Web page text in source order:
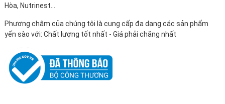
Hòa, Nutrinest...
Phương châm của chúng tôi là cung cấp đa dạng các sản phẩm
yến sào với: Chất lượng tốt nhất - Giá phải chăng nhất